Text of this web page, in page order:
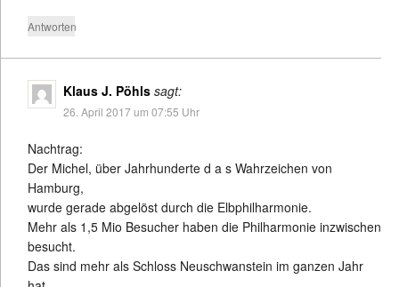
Antworten
Klaus J. Pöhls sagt:
26. April 2017 um 07:55 Uhr
Nachtrag:
Der Michel, über Jahrhunderte d a s Wahrzeichen von
Hamburg,
wurde gerade abgelöst durch die Elbphilharmonie.
Mehr als 1,5 Mio Besucher haben die Philharmonie inzwischen
besucht.
Das sind mehr als Schloss Neuschwanstein im ganzen Jahr